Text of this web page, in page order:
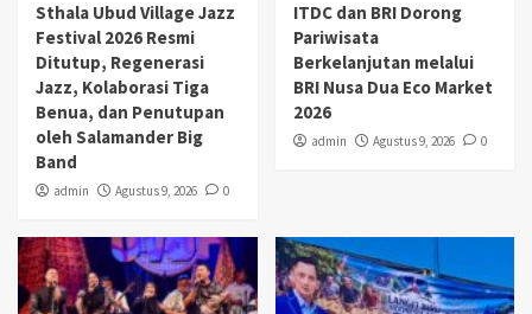
Sthala Ubud Village Jazz
Festival 2026 Resmi
Ditutup, Regenerasi
Jazz, Kolaborasi Tiga
Benua, dan Penutupan
oleh Salamander Big
Band
admin Agustus 9, 2026 0
ITDC dan BRI Dorong
Pariwisata
Berkelanjutan melalui
BRI Nusa Dua Eco Market
2026
admin Agustus 9, 2026 0